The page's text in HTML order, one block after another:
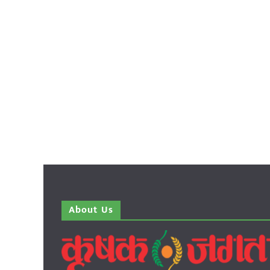
About Us